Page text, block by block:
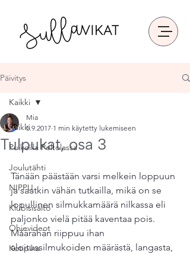
Päivitys
Kaikki
Puikoilla Peltolassa
Joulutähti
NIPPU
Klubisisältö
Ohjevideot
Kotipiha
Kaikki
Tulpukat, osa 3
Mia
5.9.2017 1 min käytetty lukemiseen
Tänään päästään varsi melkein loppuun
ja saatkin vähän tutkailla, mikä on se
lopullinen silmukkamäärä nilkassa eli
paljonko vielä pitää kaventaa pois.
Määrähän riippuu ihan
aloitussilmukoiden määrästä, langasta,